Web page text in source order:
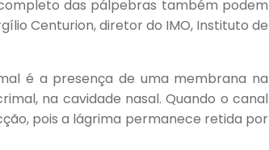
das pálpebras também podem
Centurion, diretor do IMO, Instituto de
é a presença de uma membrana na
na cavidade nasal. Quando o canal
pois a lágrima permanece retida por